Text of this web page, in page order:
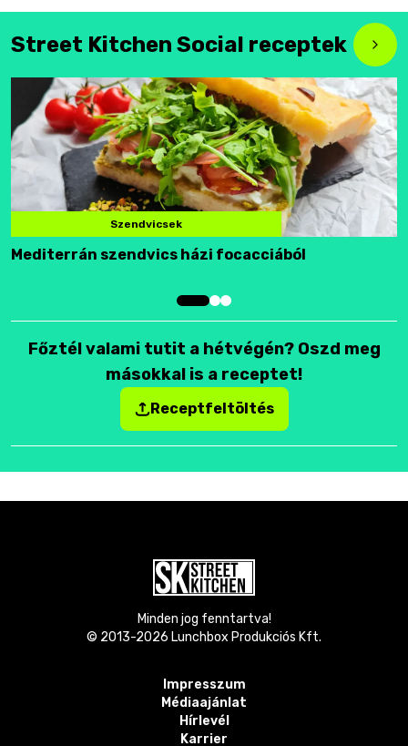
Street Kitchen Social receptek
Szendvicsek
Mediterrán szendvics házi focacciából
Főztél valami tutit a hétvégén? Oszd meg
másokkal is a receptet!
Receptfeltöltés
Minden jog fenntartva!
© 2013-2026 Lunchbox Produkciós Kft.
Impresszum
Médiaajánlat
Hírlevél
Karrier